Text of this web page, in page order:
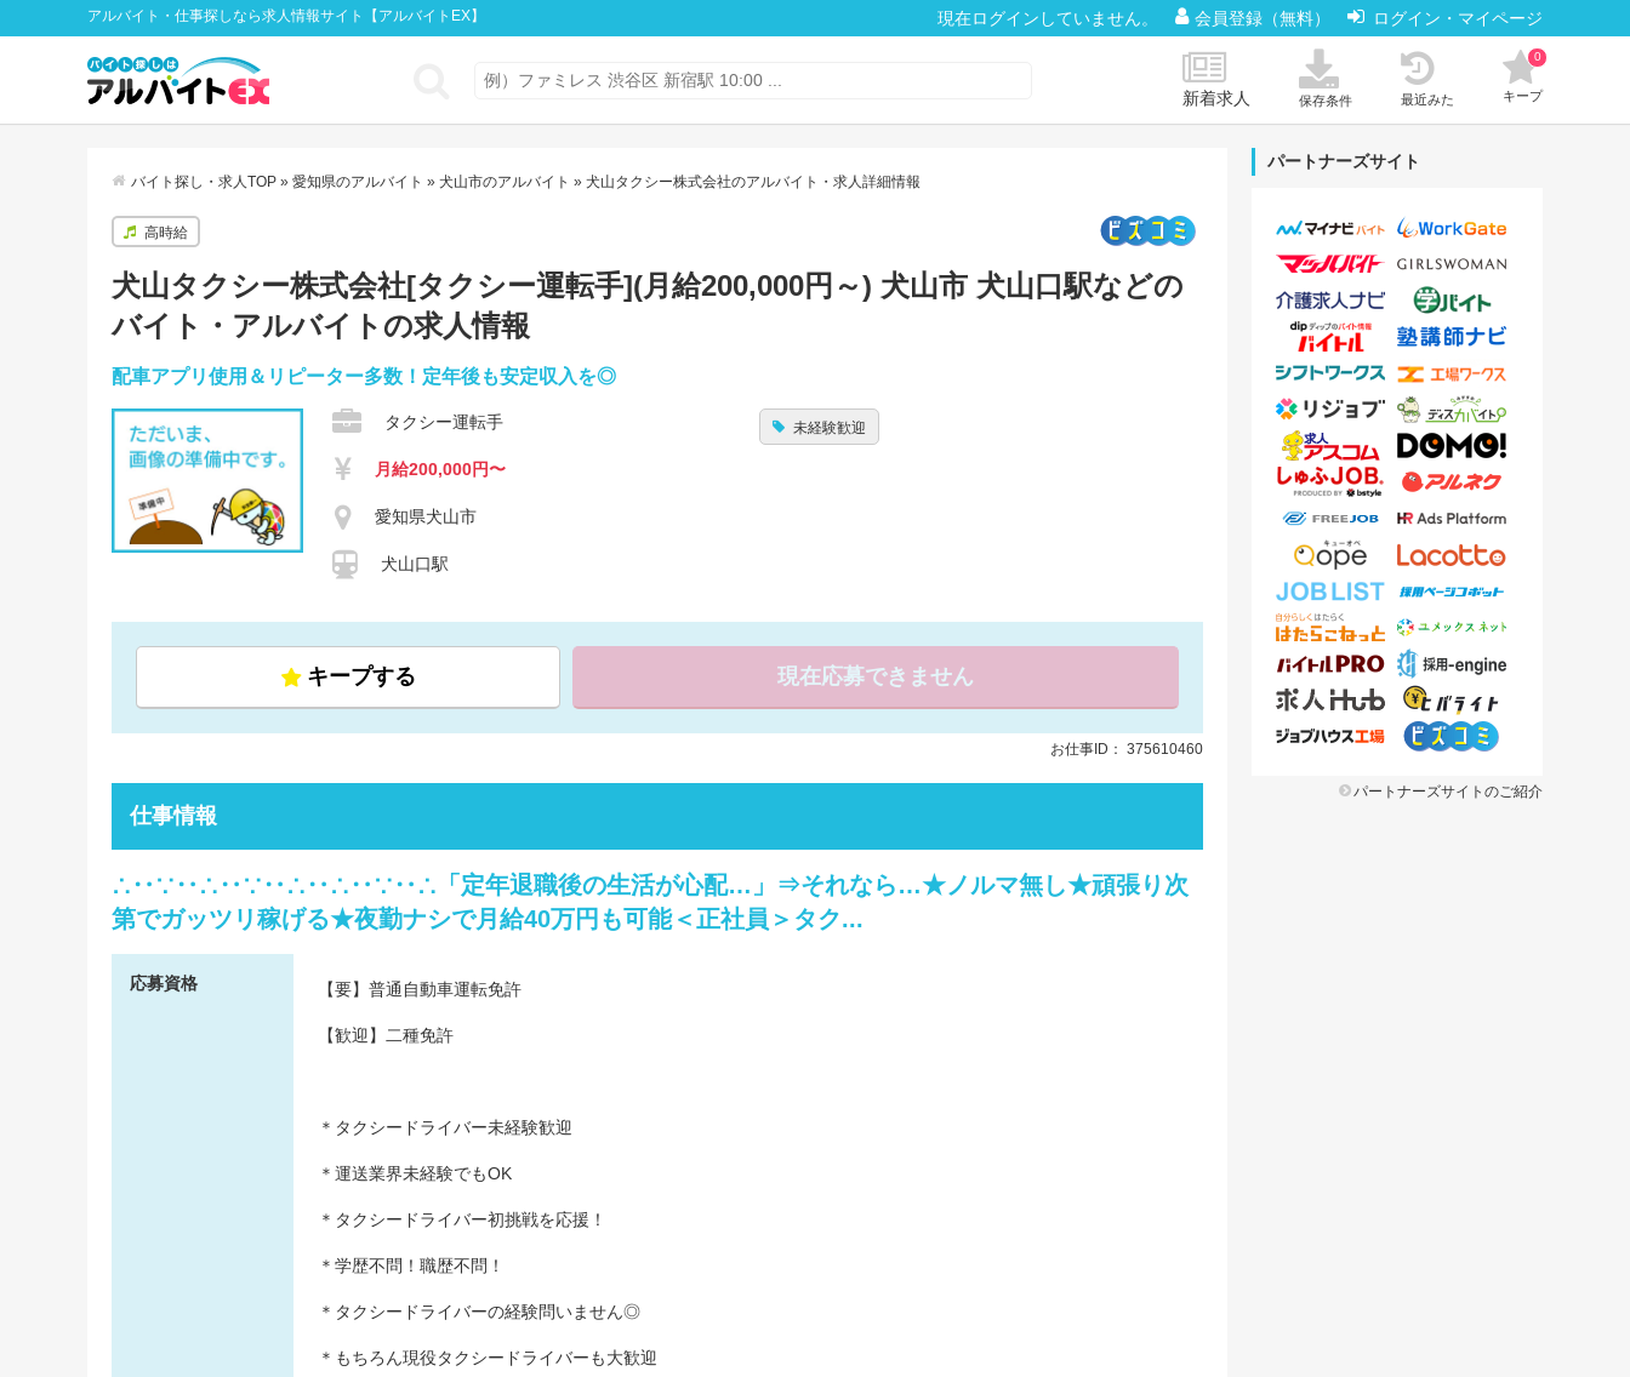
アルバイト・仕事探しなら求人情報サイト【アルバイトEX】 現在ログインしていません。 会員登録（無料） ログイン・マイページ
新着求人 保存条件 最近みた キープ
0
バイト探し・求人TOP » 愛知県のアルバイト » 犬山市のアルバイト » 犬山タクシー株式会社のアルバイト・求人詳細情報
高時給
犬山タクシー株式会社[タクシー運転手](月給200,000円～) 犬山市 犬山口駅などの
バイト・アルバイトの求人情報
配車アプリ使用＆リピーター多数！定年後も安定収入を◎
タクシー運転手
月給200,000円〜
愛知県犬山市
犬山口駅
未経験歓迎
キープする 現在応募できません
お仕事ID： 375610460
仕事情報
∴‥∵‥∴‥∵‥∴‥∴‥∵‥∴「定年退職後の生活が心配…」⇒それなら…★ノルマ無し★頑張り次
第でガッツリ稼げる★夜勤ナシで月給40万円も可能＜正社員＞タク...
応募資格 【要】普通自動車運転免許
【歓迎】二種免許
＊タクシードライバー未経験歓迎
＊運送業界未経験でもOK
＊タクシードライバー初挑戦を応援！
＊学歴不問！職歴不問！
＊タクシードライバーの経験問いません◎
＊もちろん現役タクシードライバーも大歓迎
パートナーズサイト
パートナーズサイトのご紹介